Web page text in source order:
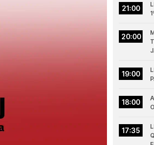
21:00
20:00
19:00
18:00
17:35